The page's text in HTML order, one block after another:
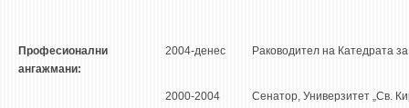
СТУДЕНТСКА СЛУЖБА
БИБЛИОТЕКА
Професионални
ангажмани:
2004-денес Раководител на Катедрата
2000-2004 Сенатор, Универзитет „Св.